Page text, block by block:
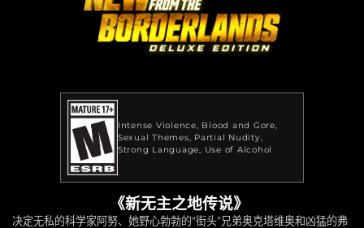
Intense Violence
Blood and Gore
Sexual Themes
Partial Nudity
Strong Language
Use of Alcohol
《新无主之地传说》
决定无私的科学家阿努、她野心勃勃的“街头”兄弟奥克塔维奥和凶猛的弗